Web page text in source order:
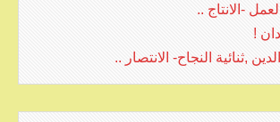
-الانتاج ..
!
,ثنائية النجاح- الانتصار ..